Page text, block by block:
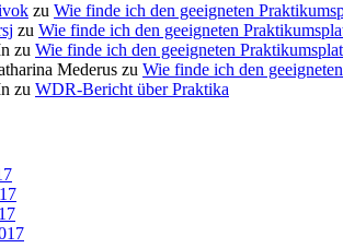
zu Wie finde ich den geeigneten
zu Wie finde ich den geeigneten
zu Wie finde ich den geeigneten
Mederus zu Wie finde ich den
zu WDR-Bericht über Praktika